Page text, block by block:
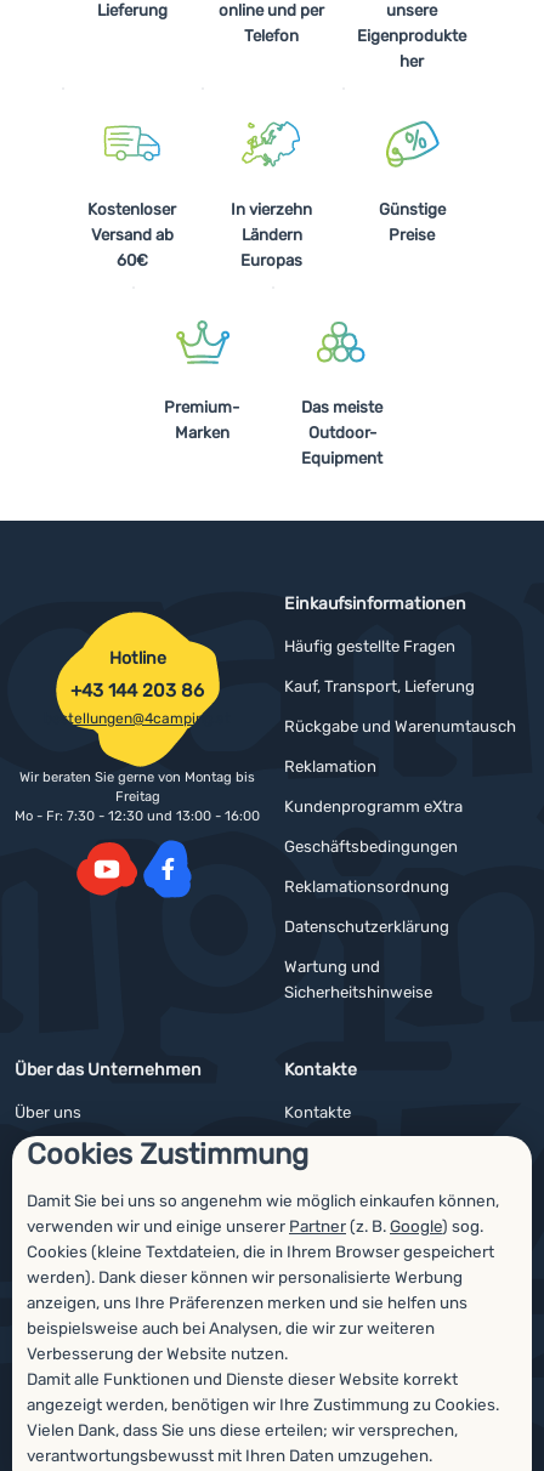
Cookies Zustimmung
Damit Sie bei uns so angenehm wie möglich einkaufen können,
verwenden wir und einige unserer Partner(z. B.Google) sog.
Cookies (kleine Textdateien, die in Ihrem Browser gespeichert
werden). Dank dieser können wir personalisierte Werbung
anzeigen, uns Ihre Präferenzen merken und sie helfen uns
beispielsweise auch bei Analysen, die wir zur weiteren
Verbesserung der Website nutzen.
Damit alle Funktionen und Dienste dieser Website korrekt
angezeigt werden, benötigen wir Ihre Zustimmung zu Cookies.
Vielen Dank, dass Sie uns diese erteilen; wir versprechen,
verantwortungsbewusst mit Ihren Daten umzugehen.
Lieferung
online und per
Telefon
unsere
Eigenprodukte
her
Kostenloser
Versand ab
60€
In vierzehn
Ländern
Europas
Günstige
Preise
Premium-
Marken
Das meiste
Outdoor-
Equipment
Einkaufsinformationen
Häufig gestellte Fragen
Kauf, Transport, Lieferung
Rückgabe und Warenumtausch
Reklamation
Kundenprogramm eXtra
Geschäftsbedingungen
Reklamationsordnung
Datenschutzerklärung
Wartung und
Sicherheitshinweise
Über das Unternehmen
Über uns
Impressum
4camping4nature
Unsere Tester
Kontakte
Kontakte
Angebote für Firmen und Vereine
Newsletter
Hotline
+43 144 203 86
bestellungen@4camping.at
Wir beraten Sie gerne von Montag bis
Freitag
Mo - Fr: 7:30 - 12:30 und 13:00 - 16:00
Auszeichnungen